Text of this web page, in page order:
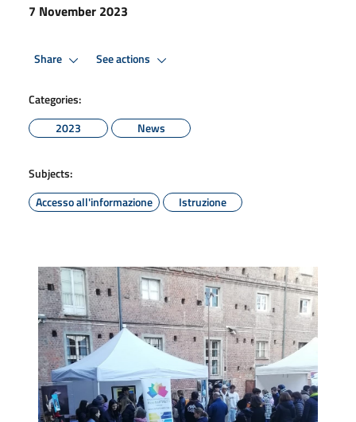
7 November 2023
Share See actions
Categories:
2023
News
Subjects:
Accesso all'informazione
Istruzione